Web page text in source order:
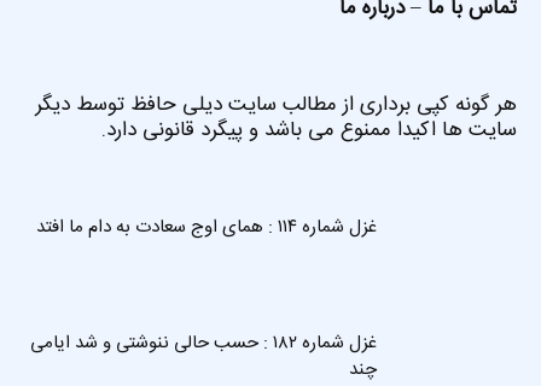
تماس با ما –درباره ما
هر گونه کپی برداری از مطالب سایت دیلی حافظ توسط دیگر
سایت ها اکیدا ممنوع می باشد و پیگرد قانونی دارد.
غزل شماره ۱۱۴ : همای اوج سعادت به دام ما افتد
غزل شماره ۱۸۲ : حسب حالی ننوشتی و شد ایامی
چند